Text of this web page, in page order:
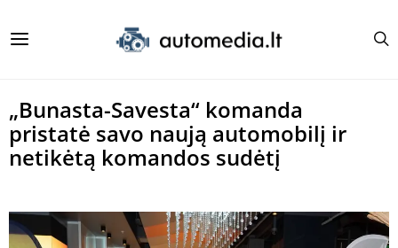
„Bunasta-Savesta“ komanda
pristatė savo naują automobilį ir
netikėtą komandos sudėtį